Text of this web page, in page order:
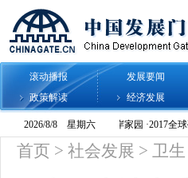
滚动播报 发展要闻
政策解读
经济发展
首页 > 社会发展 > 卫生